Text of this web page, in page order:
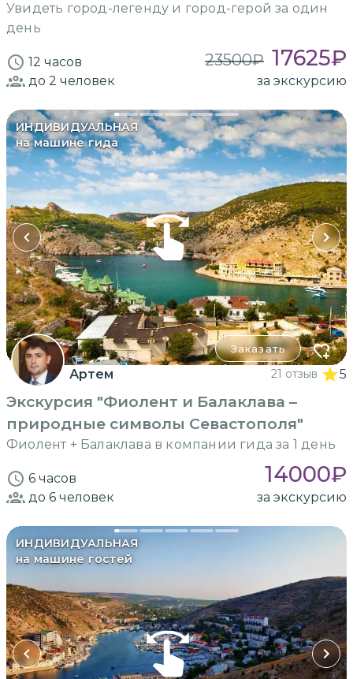
Увидеть город-легенду и город-герой за один
день
12 часов 23500₽ 17625₽
до 2 человек за экскурсию
ИНДИВИДУАЛЬНАЯ
на машине гида
Заказать
Артем 21 отзыв 5
Экскурсия "Фиолент и Балаклава –
природные символы Севастополя"
Фиолент + Балаклава в компании гида за 1 день
6 часов 14000₽
до 6 человек за экскурсию
ИНДИВИДУАЛЬНАЯ
на машине гостей